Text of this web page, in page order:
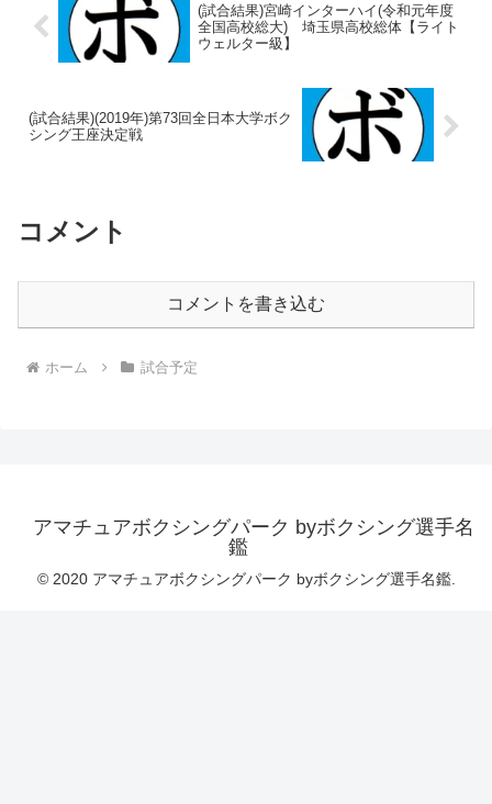
(試合結果)宮崎インターハイ(令和元年度
全国高校総大) 埼玉県高校総体【ライト
ウェルター級】
(試合結果)(2019年)第73回全日本大学ボク
シング王座決定戦
コメント
コメントを書き込む
ホーム 試合予定
アマチュアボクシングパーク byボクシング選手名
鑑
© 2020 アマチュアボクシングパーク byボクシング選手名鑑.